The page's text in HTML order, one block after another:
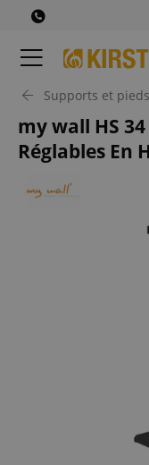
Supports et pieds
my wall HS
Réglables En